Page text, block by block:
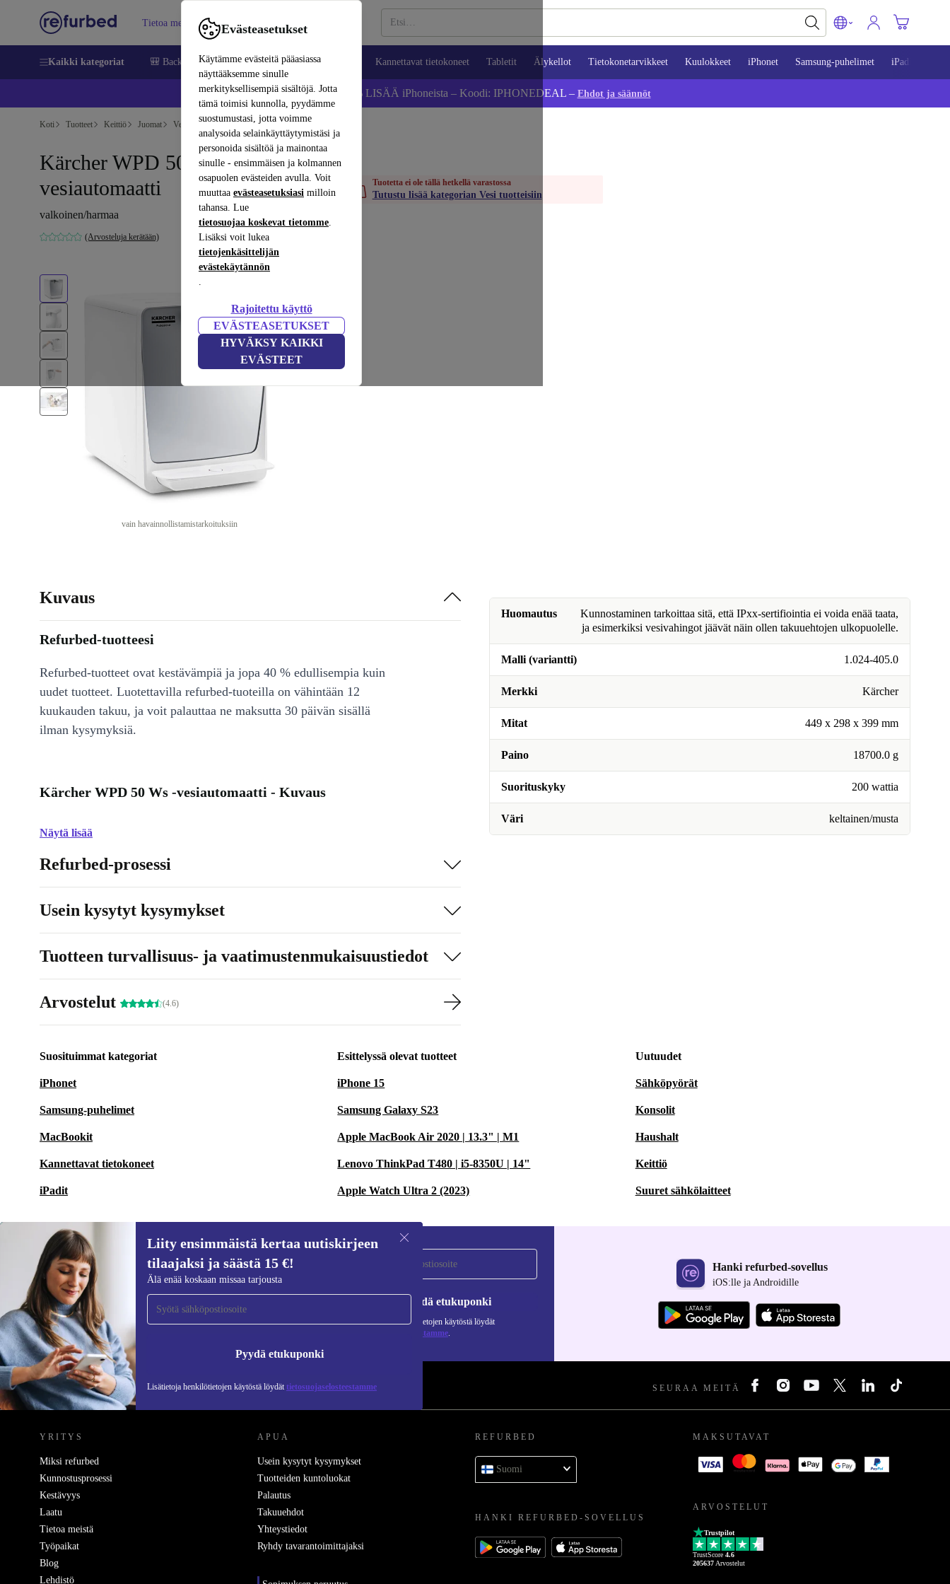
Evästeasetukset
Käytämme evästeitä pääasiassa
näyttääksemme sinulle
merkityksellisempiä sisältöjä. Jotta
tämä toimisi kunnolla, pyydämme
suostumustasi, jotta voimme
analysoida selainkäyttäytymistäsi ja
personoida sisältöä ja mainontaa
sinulle - ensimmäisen ja kolmannen
osapuolen evästeiden avulla. Voit
muuttaa evästeasetuksiasi milloin
tahansa. Lue
tietosuojaa koskevat tietomme.
Lisäksi voit lukea
tietojenkäsittelijän
evästekäytännön
.
Rajoitettu käyttö
EVÄSTEASETUKSET
HYVÄKSY KAIKKI
EVÄSTEET
Tietoa meistä Myy Apua
Kaikki kategoriat 🎒 Back to school Matkapuhelimet ja älypuhelimet Kannettavat tietokoneet Tabletit Älykellot Tietokonetarvikkeet Kuulokkeet iPhonet Samsung-puhelimet iPadit
📱 Säästä 5 % LISÄÄ iPhoneista – Koodi: IPHONEDEAL – Ehdot ja säännöt
Koti Tuotteet Keittiö Juomat Vesi
Kärcher WPD 50 Ws -
vesiautomaatti
valkoinen/harmaa
(Arvosteluja kerätään)
vain havainnollistamistarkoituksiin
Tuotetta ei ole tällä hetkellä varastossa
Tutustu lisää kategorian Vesi tuotteisiin
Huomautus
Kunnostaminen tarkoittaa sitä, että IPxx-sertifiointia ei voida enää taata,
ja esimerkiksi vesivahingot jäävät näin ollen takuuehtojen ulkopuolelle.
Malli (variantti) 1.024-405.0
Merkki Kärcher
Mitat 449 x 298 x 399 mm
Paino 18700.0 g
Suorituskyky 200 wattia
Väri keltainen/musta
Kuvaus
Refurbed-tuotteesi
Refurbed-tuotteet ovat kestävämpiä ja jopa 40 % edullisempia kuin
uudet tuotteet. Luotettavilla refurbed-tuoteilla on vähintään 12
kuukauden takuu, ja voit palauttaa ne maksutta 30 päivän sisällä
ilman kysymyksiä.
Kärcher WPD 50 Ws -vesiautomaatti - Kuvaus
Näytä lisää
Refurbed-prosessi
Usein kysytyt kysymykset
Tuotteen turvallisuus- ja vaatimustenmukaisuustiedot
Arvostelut (4.6)
Suosituimmat kategoriat
iPhonet
Samsung-puhelimet
MacBookit
Kannettavat tietokoneet
iPadit
Esittelyssä olevat tuotteet
iPhone 15
Samsung Galaxy S23
Apple MacBook Air 2020 | 13.3" | M1
Lenovo ThinkPad T480 | i5-8350U | 14"
Apple Watch Ultra 2 (2023)
Uutuudet
Sähköpyörät
Konsolit
Haushalt
Keittiö
Suuret sähkölaitteet
Liity ensimmäistä kertaa uutiskirjeen
tilaajaksi ja säästä 15 €!
Älä enää koskaan missaa tarjousta
Pyydä etukuponki
Lisätietoja henkilötietojen käytöstä löydät tietosuojaselosteestamme
Liity ensimmäistä kertaa uutiskirjeen
tilaajaksi ja säästä 15 €!
Älä missaa enää yhtäkään tarjousta.
Pyydä etukuponki
Lisätietoja henkilötietojen käytöstä löydät
tietosuojaselosteestamme.
Hanki refurbed-sovellus
iOS:lle ja Androidille
REFURBED SUOMI - RETHINK NEW. SEURAA MEITÄ
YRITYS
Miksi refurbed
Kunnostusprosessi
Kestävyys
Laatu
Tietoa meistä
Työpaikat
Blog
Lehdistö
APUA
Usein kysytyt kysymykset
Tuotteiden kuntoluokat
Palautus
Takuuehdot
Yhteystiedot
Ryhdy tavarantoimittajaksi
REFURBED
Suomi
HANKI REFURBED-SOVELLUS
MAKSUTAVAT
ARVOSTELUT
Trustpilot
TrustScore 4.6
205637 Arvostelut